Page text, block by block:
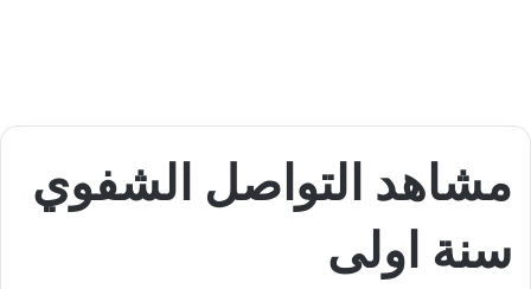
مشاهد التواصل الشفوي
سنة اولى